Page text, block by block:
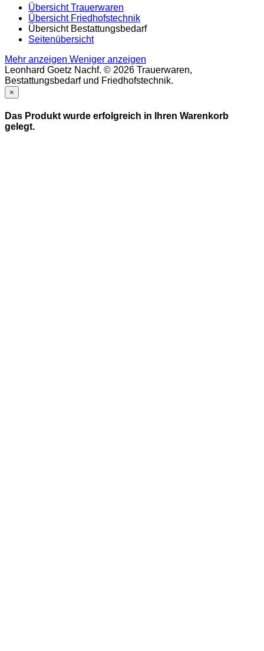
Übersicht Trauerwaren
Übersicht Friedhofstechnik
Übersicht Bestattungsbedarf
Seitenübersicht
Mehr anzeigen Weniger anzeigen
Leonhard Goetz Nachf. © 2026 Trauerwaren,
Bestattungsbedarf und Friedhofstechnik.
×
Das Produkt wurde erfolgreich in Ihren Warenkorb
gelegt.